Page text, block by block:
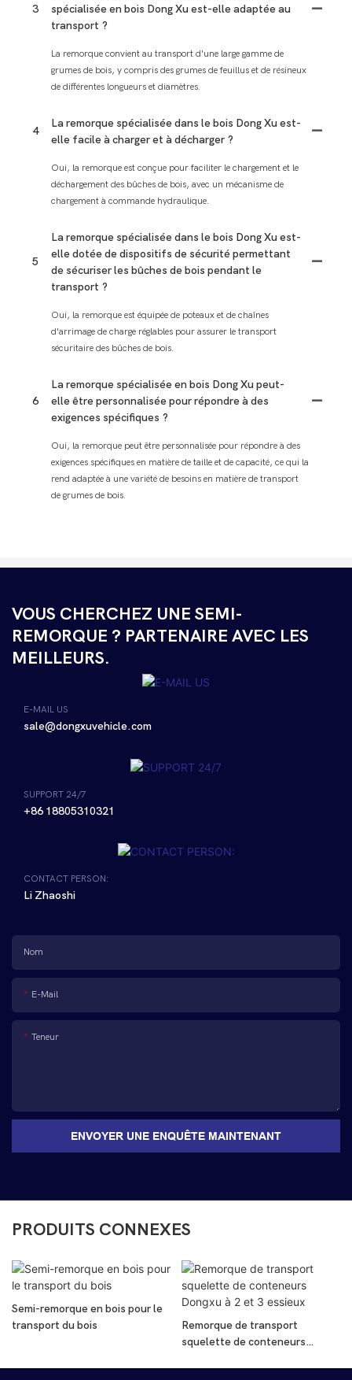
3
spécialisée en bois Dong Xu est-elle adaptée au
transport ?
La remorque convient au transport d'une large gamme de
grumes de bois, y compris des grumes de feuillus et de résineux
de différentes longueurs et diamètres.
4
La remorque spécialisée dans le bois Dong Xu est-
elle facile à charger et à décharger ?
Oui, la remorque est conçue pour faciliter le chargement et le
déchargement des bûches de bois, avec un mécanisme de
chargement à commande hydraulique.
5
La remorque spécialisée dans le bois Dong Xu est-
elle dotée de dispositifs de sécurité permettant
de sécuriser les bûches de bois pendant le
transport ?
Oui, la remorque est équipée de poteaux et de chaînes
d'arrimage de charge réglables pour assurer le transport
sécuritaire des bûches de bois.
6
La remorque spécialisée en bois Dong Xu peut-
elle être personnalisée pour répondre à des
exigences spécifiques ?
Oui, la remorque peut être personnalisée pour répondre à des
exigences spécifiques en matière de taille et de capacité, ce qui la
rend adaptée à une variété de besoins en matière de transport
de grumes de bois.
VOUS CHERCHEZ UNE SEMI-
REMORQUE ? PARTENAIRE AVEC LES
MEILLEURS.
E-MAIL US
sale@dongxuvehicle.com
SUPPORT 24/7
+86 18805310321
CONTACT PERSON:
Li Zhaoshi
Nom
E-Mail
Teneur
ENVOYER UNE ENQUÊTE MAINTENANT
PRODUITS CONNEXES
en bois pour le
Remorque de transport
squelette de conteneurs
Semi-remorque
essieux de 80